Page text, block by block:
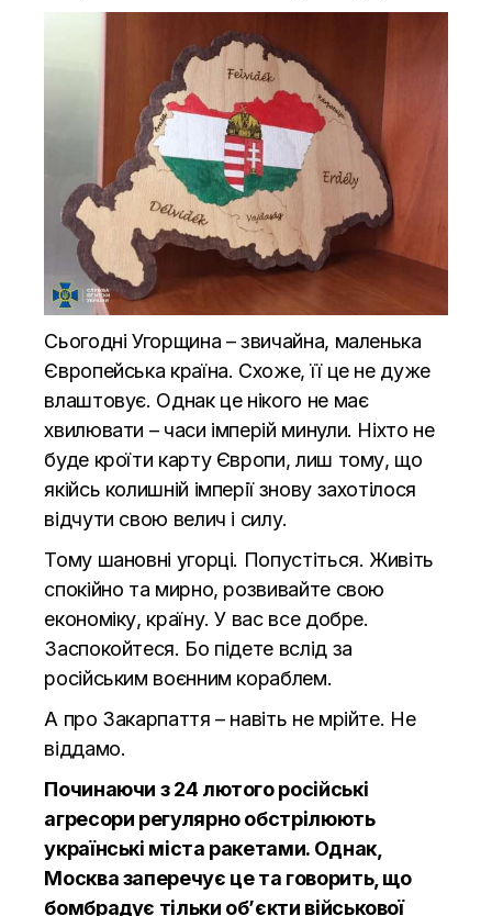
Сьогодні Угорщина – звичайна, маленька
Європейська країна. Схоже, її це не дуже
влаштовує. Однак це нікого не має
хвилювати – часи імперій минули. Ніхто не
буде кроїти карту Європи, лиш тому, що
якійсь колишній імперії знову захотілося
відчути свою велич і силу.
Тому шановні угорці. Попустіться. Живіть
спокійно та мирно, розвивайте свою
економіку, країну. У вас все добре.
Заспокойтеся. Бо підете вслід за
російським воєнним кораблем.
А про Закарпаття – навіть не мрійте. Не
віддамо.
Починаючи з 24 лютого російські
агресори регулярно обстрілюють
українські міста ракетами. Однак,
Москва заперечує це та говорить, що
бомбрадує тільки об’єкти військової